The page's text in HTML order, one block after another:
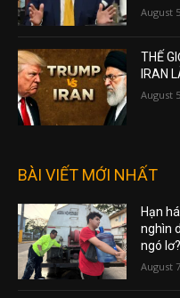
August
THẾ
IRAN
August
BÀI VIẾT MỚI NHẤT
Hạn
nghìn
ngó lơ?
August